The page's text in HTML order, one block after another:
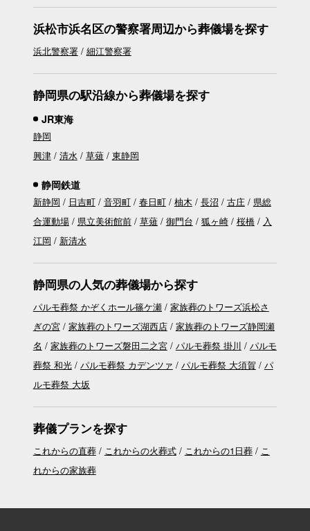
浜松市浜名区の警察署周辺から葬儀場を探す
浜北警察署 細江警察署
静岡県の駅沿線から葬儀場を探す
JR東海
静岡
興津
清水 草薙 東静岡
静岡鉄道
新静岡 日吉町 音羽町 春日町 柚木 長沼 古庄
県総
合運動場
県立美術館前 草薙 御門台 狐ヶ崎 桜橋
入
江岡
新清水
静岡県の人気の葬儀場から探す
パルモ葬祭 かぞくホール篠ケ瀬
家族葬のトワーズ浜松さ
ぎの宮
家族葬のトワーズ湖西店
家族葬のトワーズ静岡瀬
名
家族葬のトワーズ磐田二之宮 パルモ葬祭 掛川
パルモ
葬祭 和光
パルモ葬祭 カデンツァ パルモ葬祭 大須賀
パ
ルモ葬祭 大坂
葬儀プランを探す
これからの直葬 これからの火葬式 これからの1日葬
こ
れからの家族葬